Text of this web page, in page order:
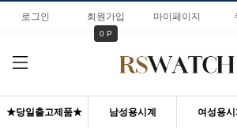
로그인 회원가입
0 P
마이페이지
★당일출고제품★ 남성용시계 여성용시